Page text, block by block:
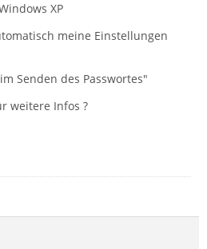
XP
meine Einstellungen
Senden des Passwortes"
weitere Infos ?